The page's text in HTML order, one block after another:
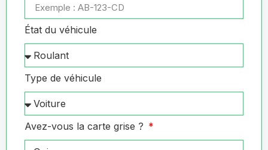
État du véhicule
Type de véhicule
Avez-vous la carte grise ?